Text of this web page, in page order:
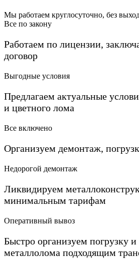
Мы работаем круглосуточно, без
Все по закону
Работаем по лицензии,
договор
Выгодные условия
Предлагаем актуальные
и цветного лома
Все включено
Организуем демонтаж,
Недорогой демонтаж
Ликвидируем
минимальным тарифам
Оперативный вывоз
Быстро организуем погрузку и
металлолома подходящим